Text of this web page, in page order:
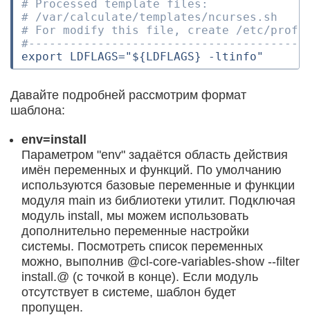
# Processed template files:
# /var/calculate/templates/ncurses.sh
# For modify this file, create /etc/
export
LDFLAGS=" ${LDFLAGS} -ltinfo"
Давайте подробней рассмотрим формат
шаблона:
env=install
Параметром "env" задаётся область действия
имён переменных и функций. По умолчанию
используются базовые переменные и функции
модуля main из библиотеки утилит. Подключая
модуль install, мы можем использовать
дополнительно переменные настройки
системы. Посмотреть список переменных
можно, выполнив @cl-core-variables-show --filter
install.@ (с точкой в конце). Если модуль
отсутствует в системе, шаблон будет
пропущен.